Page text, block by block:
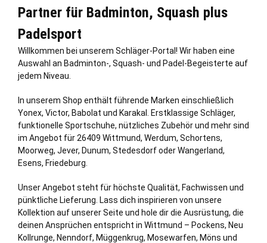
Partner für Badminton, Squash plus
Padelsport
Willkommen bei unserem Schläger-Portal! Wir haben eine
Auswahl an Badminton-, Squash- und Padel-Begeisterte auf
jedem Niveau.
In unserem Shop enthält führende Marken einschließ lich
Yonex, Victor, Babolat und Karakal. Erstklassige Schläger,
funktionelle Sportschuhe, nützliches Zubehör und mehr sind
im Angebot für 26409 Wittmund, Werdum, Schortens,
Moorweg, Jever, Dunum, Stedesdorf oder Wangerland,
Esens, Friedeburg.
Unser Angebot steht für höchste Qualität, Fachwissen und
pünktliche Lieferung. Lass dich inspirieren von unsere
Kollektion auf unserer Seite und hole dir die Ausrüstung, die
deinen Ansprüchen entspricht in Wittmund – Pockens, Neu
Kollrunge, Nenndorf, Müggenkrug, Mosewarfen, Möns und